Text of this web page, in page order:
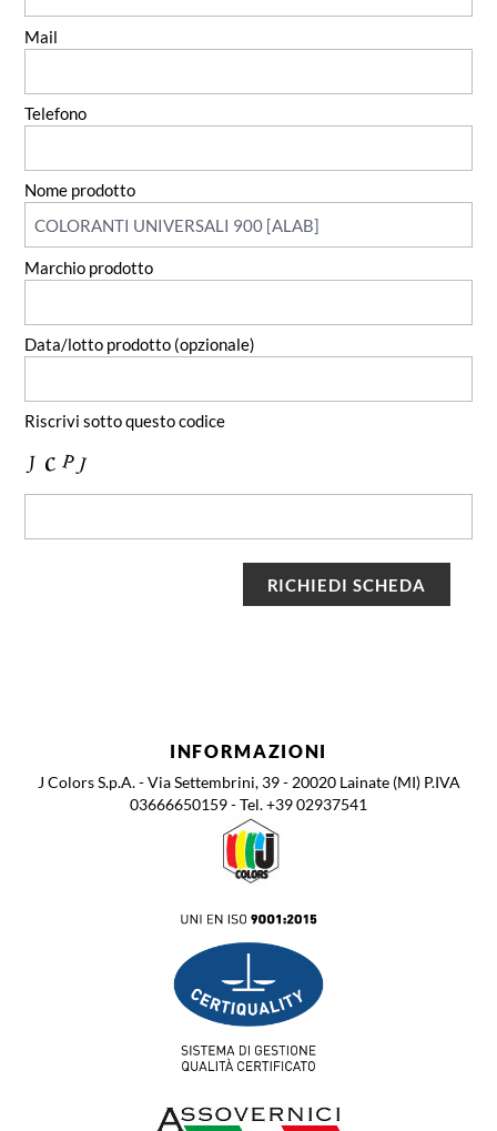
Mail
Telefono
Nome prodotto
Marchio prodotto
Data/lotto prodotto (opzionale)
Riscrivi sotto questo codice
INFORMAZIONI
J Colors S.p.A. - Via Settembrini, 39 - 20020 Lainate (MI) P.IVA
03666650159 - Tel. +39 02937541